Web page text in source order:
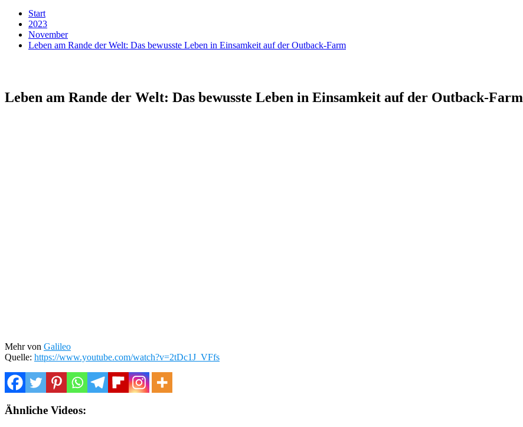
Start
2023
November
Leben am Rande der Welt: Das bewusste Leben in Einsamkeit auf der Outback-Farm
Leben am Rande der Welt: Das bewusste Leben in Einsamkeit auf der Outback-Farm
Mehr von Galileo
Quelle: https://www.youtube.com/watch?v=2tDc1J_VFfs
Ähnliche Videos: